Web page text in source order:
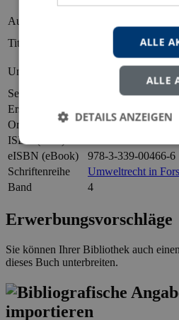
Autor
Titel
Die gute fachliche
Düngemittel- und
Untertitel
Ausprägungen und
landwirtschaftliche
Seiten
Erscheinungsjahr
Ort
Hamburg
ISBN (Print)
eISBN (eBook)
978-3-339-00466-6
Schriftenreihe
Umweltrecht in
Band
4
Erwerbungsvorschläge
Sie können Ihrer Bibliothek auch einen
dieses Buch unterbreiten.
ALLE
ALLE
DETAILS ANZEIGEN